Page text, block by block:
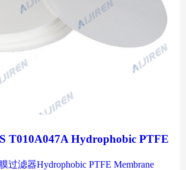
T010A047A Hydrophobic PTFE
过滤器Hydrophobic PTFE Membrane